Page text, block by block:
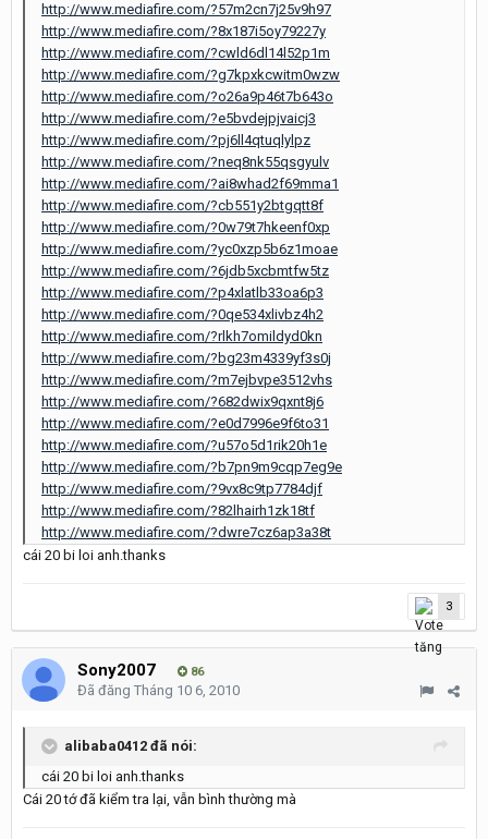
http://www.mediafire.com/?57m2cn7j25v9h97
http://www.mediafire.com/?8x187i5oy79227y
http://www.mediafire.com/?cwld6dl14l52p1m
http://www.mediafire.com/?g7kpxkcwitm0wzw
http://www.mediafire.com/?o26a9p46t7b643o
http://www.mediafire.com/?e5bvdejpjvaicj3
http://www.mediafire.com/?pj6ll4qtuqlylpz
http://www.mediafire.com/?neq8nk55qsgyulv
http://www.mediafire.com/?ai8whad2f69mma1
http://www.mediafire.com/?cb551y2btgqtt8f
http://www.mediafire.com/?0w79t7hkeenf0xp
http://www.mediafire.com/?yc0xzp5b6z1moae
http://www.mediafire.com/?6jdb5xcbmtfw5tz
http://www.mediafire.com/?p4xlatlb33oa6p3
http://www.mediafire.com/?0qe534xlivbz4h2
http://www.mediafire.com/?rlkh7omildyd0kn
http://www.mediafire.com/?bg23m4339yf3s0j
http://www.mediafire.com/?m7ejbvpe3512vhs
http://www.mediafire.com/?682dwix9qxnt8j6
http://www.mediafire.com/?e0d7996e9f6to31
http://www.mediafire.com/?u57o5d1rik20h1e
http://www.mediafire.com/?b7pn9m9cqp7eg9e
http://www.mediafire.com/?9vx8c9tp7784djf
http://www.mediafire.com/?82lhairh1zk18tf
http://www.mediafire.com/?dwre7cz6ap3a38t
cái 20 bi loi anh.thanks
3
Sony2007 86
Đã đăng Tháng 10 6, 2010
alibaba0412 đã nói:
cái 20 bi loi anh.thanks
Cái 20 tớ đã kiểm tra lại, vẫn bình thường mà